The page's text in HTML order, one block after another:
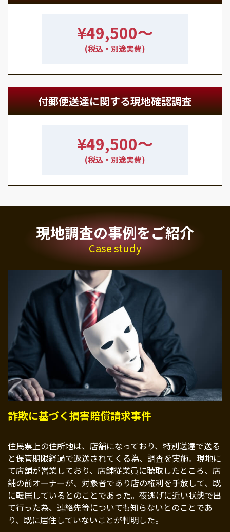
¥49,500〜
(税込・別途実費)
付郵便送達に関する現地確認調査
¥49,500〜
(税込・別途実費)
現地調査の事例をご紹介
Case study
詐欺に基づく損害賠償請求事件
住民票上の住所地は、店舗になっており、特別送達で送る
と保管期限経過で返送されてくる為、調査を実施。現地に
て店舗が営業しており、店舗従業員に聴取したところ、店
舗の前オーナーが、対象者であり店の権利を手放して、既
に転居しているとのことであった。夜逃げに近い状態で出
て行った為、連絡先等についても知らないとのことであ
り、既に居住していないことが判明した。